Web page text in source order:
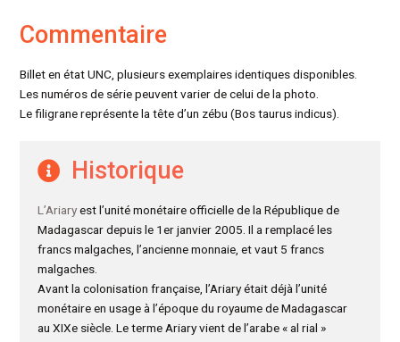
Commentaire
Billet en état UNC, plusieurs exemplaires identiques disponibles.
Les numéros de série peuvent varier de celui de la photo.
Le filigrane représente la tête d’un zébu (Bos taurus indicus).
Historique
L’Ariaryest l’unité monétaire officielle de la République de
Madagascar depuis le 1er janvier 2005. Il a remplacé les
francs malgaches, l’ancienne monnaie, et vaut 5 francs
malgaches.
Avant la colonisation française, l’Ariary était déjà l’unité
monétaire en usage à l’époque du royaume de Madagascar
au XIXe siècle. Le terme Ariary vient de l’arabe « al rial »